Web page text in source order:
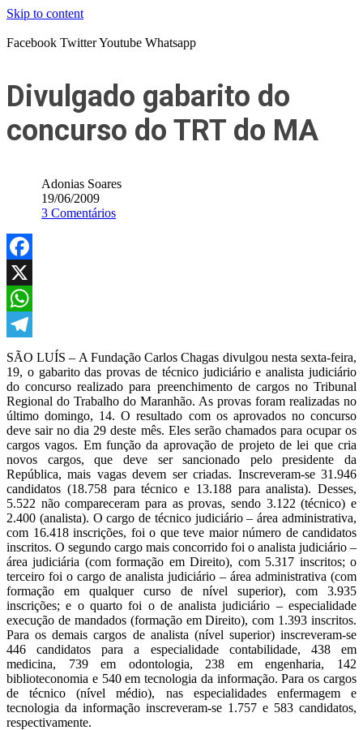
Skip to content
Facebook TwitterYoutube Whatsapp
Divulgado gabarito do
concurso do TRT do MA
Adonias Soares
19/06/2009
3 Comentários
Facebook
X
WhatsApp
Telegram
SÃO LUÍS – A Fundação Carlos Chagas divulgou nesta sexta-feira,
19, o gabarito das provas de técnico judiciário e analista judiciário
do concurso realizado para preenchimento de cargos no Tribunal
Regional do Trabalho do Maranhão. As provas foram realizadas no
último domingo, 14. O resultado com os aprovados no concurso
deve sair no dia 29 deste mês. Eles serão chamados para ocupar os
cargos vagos. Em função da aprovação de projeto de lei que cria
novos cargos, que deve ser sancionado pelo presidente da
República, mais vagas devem ser criadas. Inscreveram-se 31.946
candidatos (18.758 para técnico e 13.188 para analista). Desses,
5.522 não compareceram para as provas, sendo 3.122 (técnico) e
2.400 (analista). O cargo de técnico judiciário – área administrativa,
com 16.418 inscrições, foi o que teve maior número de candidatos
inscritos. O segundo cargo mais concorrido foi o analista judiciário –
área judiciária (com formação em Direito), com 5.317 inscritos; o
terceiro foi o cargo de analista judiciário – área administrativa (com
formação em qualquer curso de nível superior), com 3.935
inscrições; e o quarto foi o de analista judiciário – especialidade
execução de mandados (formação em Direito), com 1.393 inscritos.
Para os demais cargos de analista (nível superior) inscreveram-se
446 candidatos para a especialidade contabilidade, 438 em
medicina, 739 em odontologia, 238 em engenharia, 142
biblioteconomia e 540 em tecnologia da informação. Para os cargos
de técnico (nível médio), nas especialidades enfermagem e
tecnologia da informação inscreveram-se 1.757 e 583 candidatos,
respectivamente.